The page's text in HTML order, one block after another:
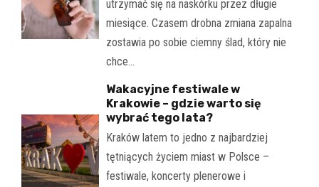
utrzymać się na naskórku przez długie
miesiące. Czasem drobna zmiana zapalna
zostawia po sobie ciemny ślad, który nie
chce…
Wakacyjne festiwale w
Krakowie – gdzie warto się
wybrać tego lata?
Kraków latem to jedno z najbardziej
tętniących życiem miast w Polsce –
festiwale, koncerty plenerowe i